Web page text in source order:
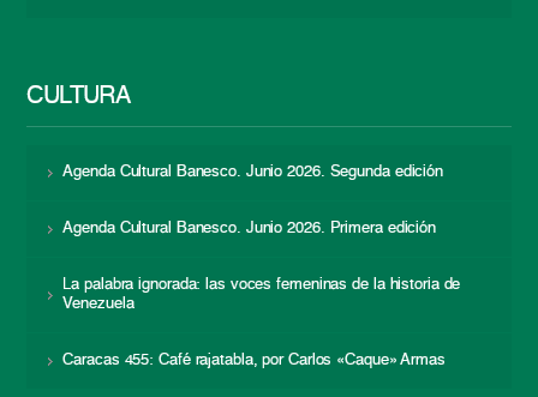
CULTURA
Agenda Cultural Banesco. Junio 2026. Segunda edición
Agenda Cultural Banesco. Junio 2026. Primera edición
La palabra ignorada: las voces femeninas de la historia de
Venezuela
Caracas 455: Café rajatabla, por Carlos «Caque» Armas